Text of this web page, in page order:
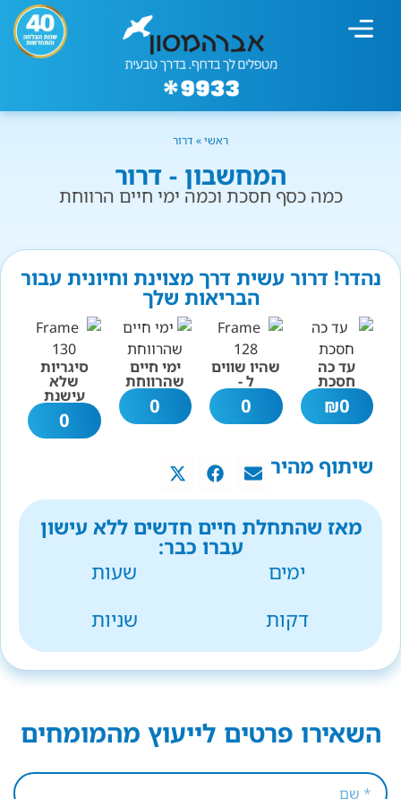
ראשי» דרור
המחשבון - דרור
כמה כסף חסכת וכמה ימי חיים הרווחת
נהדר! דרור עשית דרך מצוינת וחיונית עבור
הבריאות שלך
עד כה
חסכת
0
₪
שהיו שווים
ל -
0
ימי חיים
שהרווחת
0
סיגריות
שלא
עישנת
0
שיתוף מהיר
מאז שהתחלת חיים חדשים ללא עישון
עברו כבר:
ימים
שעות
דקות
שניות
השאירו פרטים לייעוץ מהמומחים